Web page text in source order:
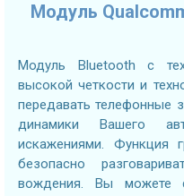
Модуль
Модуль Bluetooth с
высокой четкости и
передавать телефонные
динамики Вашего
искажениями. Функция
безопасно
вождения. Вы можете